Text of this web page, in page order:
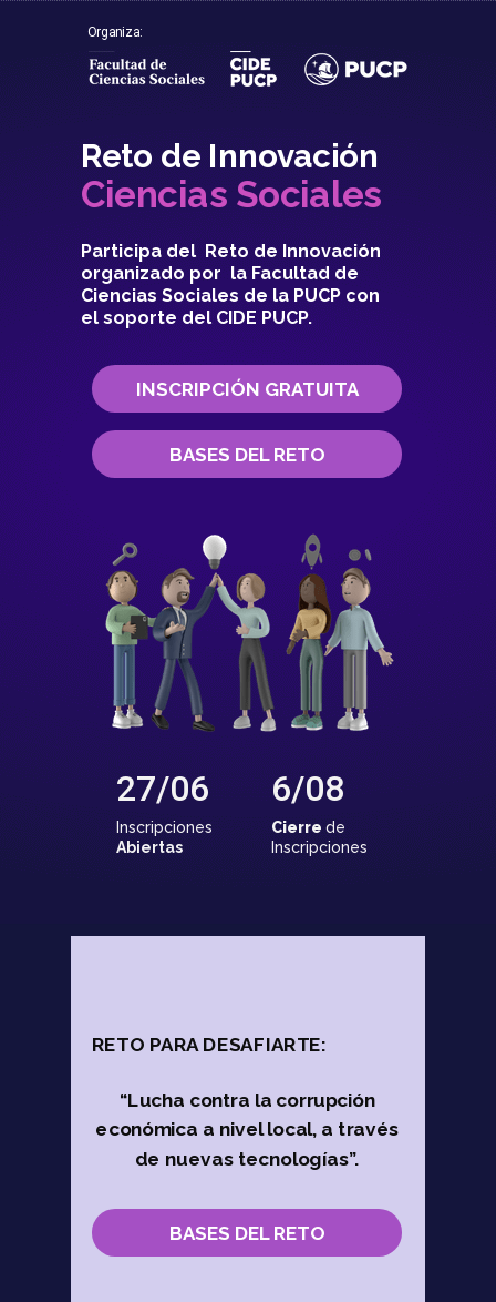
Reto de Innovación
Ciencias Sociales
Participa del Reto de Innovación
organizado por la Facultad de
Ciencias Sociales de la PUCP con
el soporte del CIDE PUCP.
INSCRIPCIÓN GRATUITA
RETO PARA DESAFIARTE:
“Lucha contra la corrupción
económica a nivel local, a través
de nuevas tecnologías”.
BASES DEL RETO
27/06 6/08
Inscripciones
Abiertas
Cierre de
Inscripciones
BASES DEL RETO
Organiza: